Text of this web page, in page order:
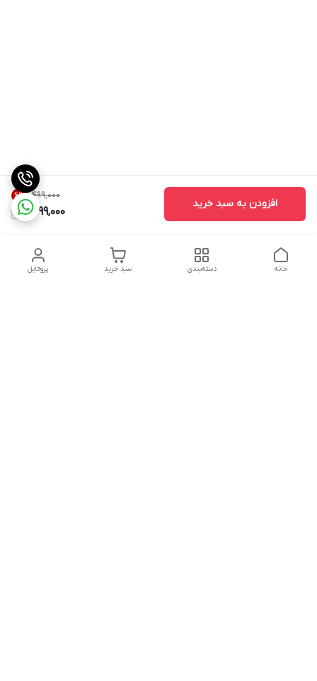
۱٬۴۹۹٬۰۰۰ 6%
1,399,000
افزودن به سبد خرید
پروفایل سبد خرید دسته‌بندی خانه